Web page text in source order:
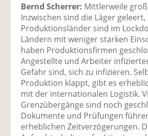
Bernd Scherrer: Mittlerweile
Inzwischen sind die Läger geleert,
Produktionsländer sind im
Ländern mit weniger starken
haben Produktionsfirmen
Angestellte und Arbeiter
Gefahr sind, sich zu infizieren.
Produktion klappt, gibt es
mit der internationalen Logistik.
Grenzübergänge sind noch
Dokumente und Prüfungen
erheblichen Zeitverzögerungen.